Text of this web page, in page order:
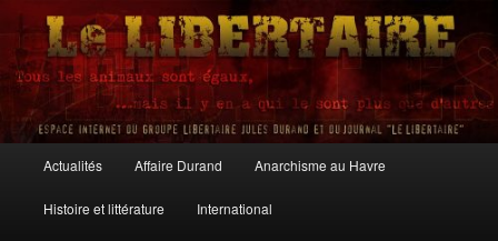
Aller
contenu
principalLe Libertaire
principal
Actualités Affaire Durand Anarchisme au Havre
Histoire et littérature International